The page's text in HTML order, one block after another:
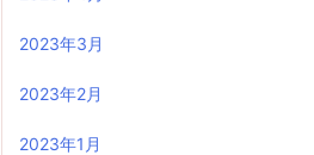
2023年3月
2023年2月
2023年1月